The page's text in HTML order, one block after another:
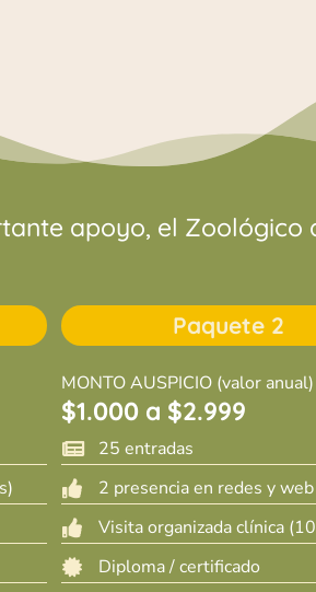
apoyo, el
Paquete 2
MONTO AUSPICIO (valor anual)
$1.000 a $2.999
 25 entradas
 2 presencia en redes y
 Visita organizada clínica
 Diploma / certificado